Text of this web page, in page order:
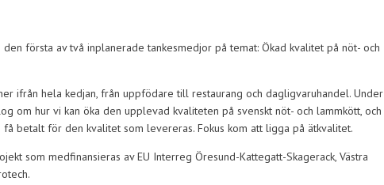
första av två inplanerade tankesmedjor på temat: Ökad kvalitet på nöt- och
ifrån hela kedjan, från uppfödare till restaurang och dagligvaruhandel. Under
om hur vi kan öka den upplevad kvaliteten på svenskt nöt- och lammkött, och
få betalt för den kvalitet som levereras. Fokus kom att ligga på ätkvalitet.
som medfinansieras av EU Interreg Öresund-Kattegatt-Skagerack, Västra